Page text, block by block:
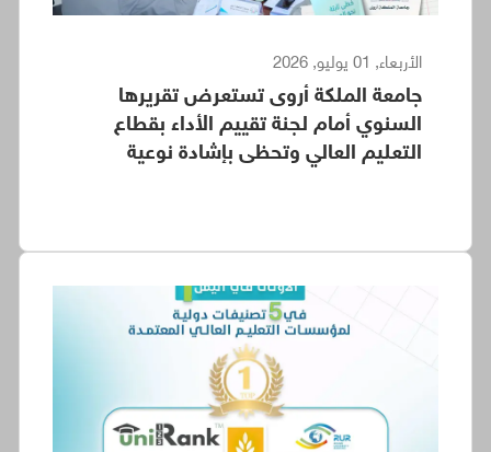
الأربعاء, 01 يوليو, 2026
جامعة الملكة أروى تستعرض تقريرها
السنوي أمام لجنة تقييم الأداء بقطاع
التعليم العالي وتحظى بإشادة نوعية